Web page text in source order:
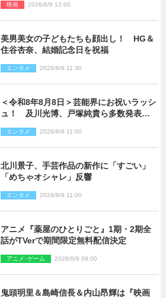
ショット到着
映画 2026/8/9 12:00
美男美女の子どもたちも顔出し！ HG＆
住谷杏奈、結婚記念日を祝福
エンタメ 2026/8/9 11:30
＜令和8年8月8日＞芸能界にお祝いラッシ
ュ！ 及川光博、戸塚純貴ら多数発表結
エンタメ 2026/8/9 11:00
北川景子、手芸作品の新作に「すごい」
「めちゃオシャレ」反響
エンタメ 2026/8/9 11:00
アニメ『薬屋のひとりごと』1期・2期全
話がTVerで期間限定無料配信決定
アニメ･ゲーム 2026/8/9 09:00
鬼頭明里＆島崎信長＆内山昂輝は『映画